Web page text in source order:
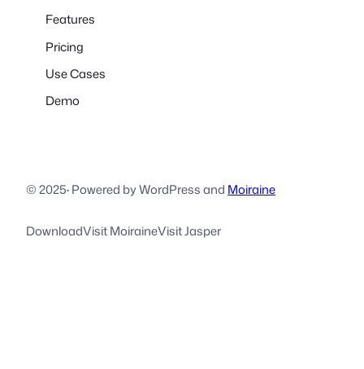
Features
Pricing
Use Cases
Demo
© 2025·Powered by WordPress and Moiraine
DownloadVisit MoiraineVisit Jasper